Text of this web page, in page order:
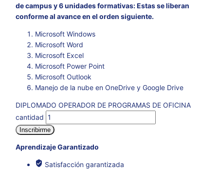
de campus y 6 unidades formativas: Estas se liberan
conforme al avance en el orden siguiente.
Microsoft Windows
Microsoft Word
Microsoft Excel
Microsoft Power Point
Microsoft Outlook
Manejo de la nube en OneDrive y Google Drive
DIPLOMADO OPERADOR DE PROGRAMAS DE OFICINA
cantidad
Inscribirme
Aprendizaje Garantizado
Satisfacción garantizada